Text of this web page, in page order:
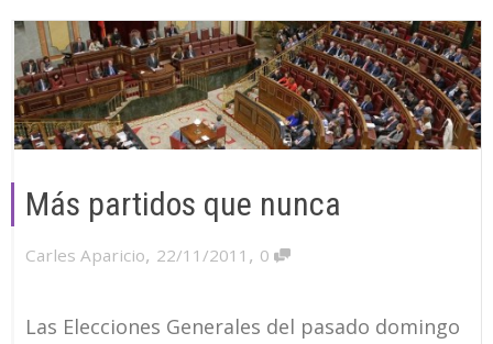
Más partidos que nunca
Carles Aparicio, 22/11/2011 , 0
Las Elecciones Generales del pasado domingo